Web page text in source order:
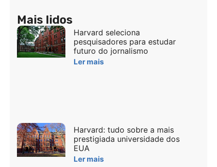
Mais lidos
Harvard seleciona
pesquisadores para estudar
futuro do jornalismo
Ler mais
Harvard: tudo sobre a mais
prestigiada universidade dos
EUA
Ler mais